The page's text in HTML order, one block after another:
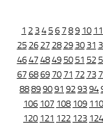
1 2 34 56 789 10 11
25 26 27 28 29 30 31
46474849 50 51 52
676869 70 71 72 73
88899091 929394
106 107 108 109 110
120 121 122 123 124